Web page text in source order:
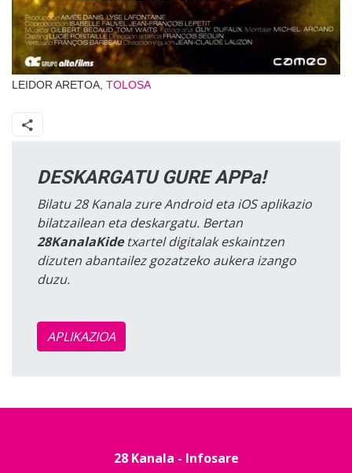
LEIDOR ARETOA, TOLOSA
DESKARGATU GURE APPa!
Bilatu 28 Kanala zure Android eta iOS aplikazio
bilatzailean eta deskargatu. Bertan
28KanalaKidetxartel digitalak eskaintzen
dizuten abantailez gozatzeko aukera izango
duzu.
APLIKAZIOA
28 Kanala - Infosare